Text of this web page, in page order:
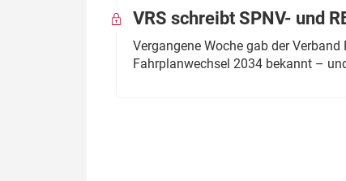
VRS schreibt SPNV- und
Vergangene Woche gab der
Fahrplanwechsel 2034 bekannt –